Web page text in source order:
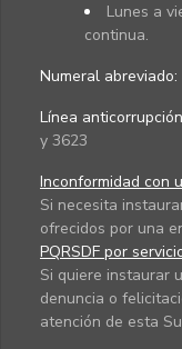
Lunes a
continua.
Numeral abreviado:
Línea
y 3623
Inconformidad con
Si necesita
ofrecidos por una
PQRSDF por
Si quiere instaurar
denuncia o
atención de esta